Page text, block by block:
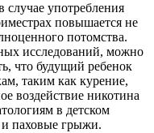
случае употребления
повышается не
потомства.
исследований, можно
что будущий ребенок
таким как курение,
воздействие никотина
в детском
и паховые грыжи.